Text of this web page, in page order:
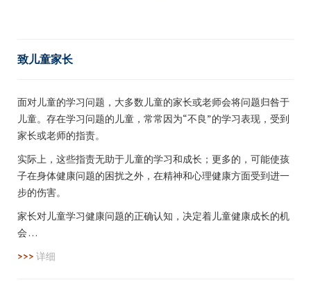
致儿童家长
面对儿童的学习问题，大多数儿童的家长或老师会将问题归咎于
儿童。存在学习问题的儿童，常常因为“不良”的学习表现，受到
家长或老师的指责。
实际上，这些指责无助于儿童的学习和成长；更多的，可能使孩
子在身体健康问题的困扰之外，在精神和心理健康方面受到进一
步的伤害。
家长对儿童学习健康问题的正确认知，决定着儿童健康成长的机
会 …
>>> 详细